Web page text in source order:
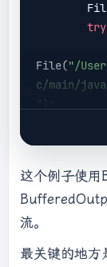
        }
    }
try
File("/
c/main/
");
这个例子使
流。
最关键的地